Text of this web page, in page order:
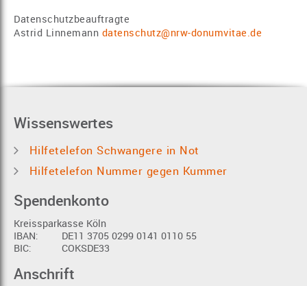
Datenschutzbeauftragte
Astrid Linnemann datenschutz@nrw-donumvitae.de
Wissenswertes
Hilfetelefon Schwangere in Not
Hilfetelefon Nummer gegen Kummer
Spendenkonto
Kreissparkasse Köln
IBAN:
DE11 3705 0299 0141 0110 55
BIC:
COKSDE33
Anschrift